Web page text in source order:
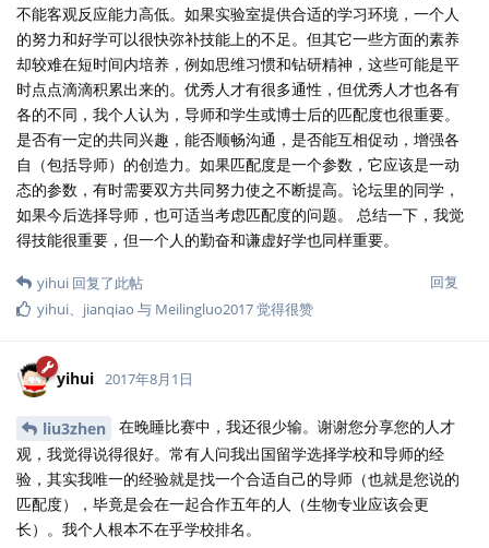
不能客观反应能力高低。如果实验室提供合适的学习环境，一个人
的努力和好学可以很快弥补技能上的不足。但其它一些方面的素养
却较难在短时间内培养，例如思维习惯和钻研精神，这些可能是平
时点点滴滴积累出来的。优秀人才有很多通性，但优秀人才也各有
各的不同，我个人认为，导师和学生或博士后的匹配度也很重要。
是否有一定的共同兴趣，能否顺畅沟通，是否能互相促动，增强各
自（包括导师）的创造力。如果匹配度是一个参数，它应该是一动
态的参数，有时需要双方共同努力使之不断提高。论坛里的同学，
如果今后选择导师，也可适当考虑匹配度的问题。 总结一下，我觉
得技能很重要，但一个人的勤奋和谦虚好学也同样重要。
回复
yihui 回复了此帖
yihui、 jianqiao 与 Meilingluo2017觉得很赞
yihui 2017年8月1日
liu3zhen
在晚睡比赛中，我还很少输。谢谢您分享您的人才
观，我觉得说得很好。常有人问我出国留学选择学校和导师的经
验，其实我唯一的经验就是找一个合适自己的导师（也就是您说的
匹配度），毕竟是会在一起合作五年的人（生物专业应该会更
长）。我个人根本不在乎学校排名。